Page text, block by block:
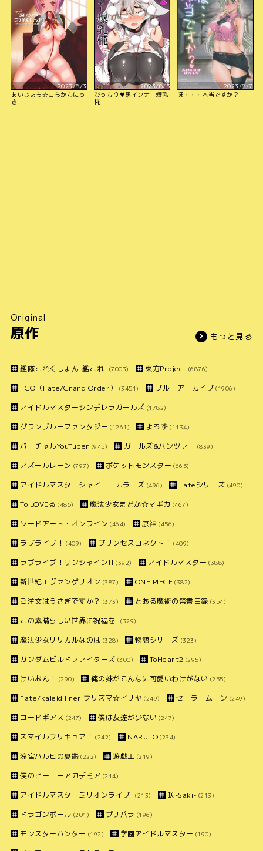
2023/8/3
あいじょう☆こうかんにっ
き
2023/8/5
ぴっちり♥黒インナー爆乳
椛
2023/8/7
ほ・・・本当ですか？
Original
原作 もっと見る
艦隊これくしょん-艦これ- (7003) 東方Project (6876)
FGO（Fate/Grand Order） (3451) ブルーアーカイブ (1906)
アイドルマスターシンデレラガールズ (1782)
グランブルーファンタジー (1261) よろず (1134)
バーチャルYouTuber (945) ガールズ&パンツァー (839)
アズールレーン (797) ポケットモンスター (665)
アイドルマスターシャイニーカラーズ (496) Fateシリーズ (490)
To LOVEる (485) 魔法少女まどか☆マギカ (467)
ソードアート・オンライン (464) 原神 (456)
ラブライブ！ (409) プリンセスコネクト！ (409)
ラブライブ！サンシャイン!! (392) アイドルマスター (388)
新世紀エヴァンゲリオン (387) ONE PIECE (382)
ご注文はうさぎですか？ (373) とある魔術の禁書目録 (354)
この素晴らしい世界に祝福を! (329)
魔法少女リリカルなのは (328) 物語シリーズ (323)
ガンダムビルドファイターズ (300) ToHeart2 (295)
けいおん！ (290) 俺の妹がこんなに可愛いわけがない (255)
Fate/kaleid liner プリズマ☆イリヤ (249) セーラームーン (249)
コードギアス (247) 僕は友達が少ない (247)
スマイルプリキュア！ (242) NARUTO (234)
涼宮ハルヒの憂鬱 (222) 遊戯王 (219)
僕のヒーローアカデミア (214)
アイドルマスターミリオンライブ! (213) 咲-Saki- (213)
ドラゴンボール (201) プリパラ (196)
モンスターハンター (192) 学園アイドルマスター (190)